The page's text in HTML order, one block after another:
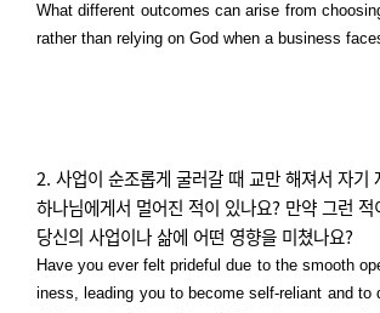
What different outcomes can arise from
rather than relying on God when a business
2. 사업이 순조롭게 굴러갈 때 교만 해져서 자기
하나님에게서 멀어진 적이 있나요? 만약 그런
당신의 사업이나 삶에 어떤 영향을 미쳤나요?
Have you ever felt prideful due to the smooth
iness, leading you to become self-reliant and to